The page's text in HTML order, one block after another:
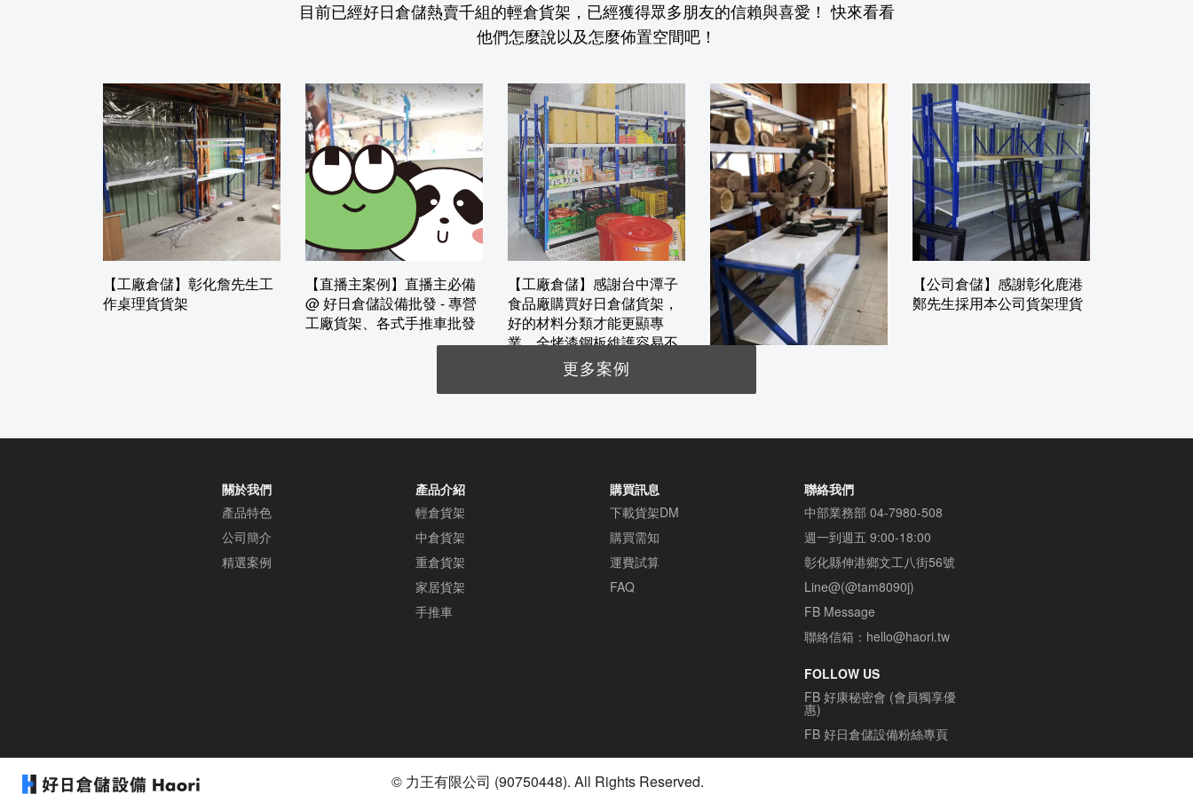
目前已經好日倉儲熱賣千組的輕倉貨架，已經獲得眾多朋友的信賴與喜愛！ 快來看看
他們怎麼說以及怎麼佈置空間吧！
【工廠倉儲】彰化詹先生工
作桌理貨貨架
【直播主案例】直播主必備
@ 好日倉儲設備批發 - 專營
工廠貨架、各式手推車批發
【工廠倉儲】感謝台中潭子
食品廠購買好日倉儲貨架，
好的材料分類才能更顯專
業，全烤漆鋼板維護容易不
怕受潮跟蟲蛀
台，好日倉儲貨架木工新選
【公司倉儲】感謝彰化鹿港
鄭先生採用本公司貨架理貨
更多案例
關於我們
產品特色
公司簡介
精選案例
產品介紹
輕倉貨架
中倉貨架
重倉貨架
家居貨架
手推車
購買訊息
下載貨架DM
購買需知
運費試算
FAQ
聯絡我們
中部業務部 04-7980-508
週一到週五 9:00-18:00
彰化縣伸港鄉文工八街56號
Line@(@tam8090j)
FB Message
聯絡信箱： hello@haori.tw
FOLLOW US
FB 好康秘密會 (會員獨享優
惠)
FB 好日倉儲設備粉絲專頁
© 力王有限公司 (90750448). All Rights Reserved.